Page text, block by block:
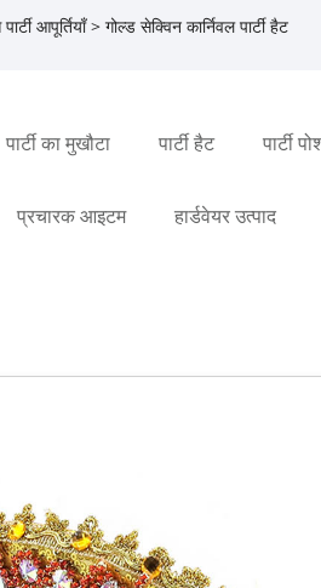
आपूर्तियाँ> गोल्ड सेक्विन कार्निवल पार्टी हैट
पार्टी का मुखौटा पार्टी हैट पार्टी
प्रचारक आइटम हार्डवेयर उत्पाद